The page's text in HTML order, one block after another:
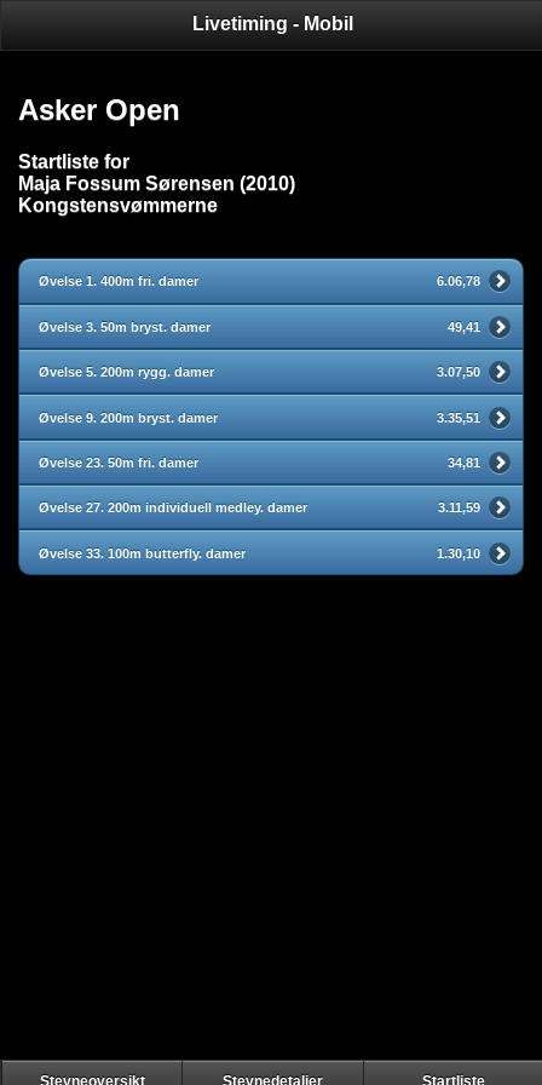
Livetiming - Mobil
Asker Open
Startliste for
Maja Fossum Sørensen (2010)
Kongstensvømmerne
Øvelse 1. 400m fri. damer 6.06,78
Øvelse 3. 50m bryst. damer 49,41
Øvelse 5. 200m rygg. damer 3.07,50
Øvelse 9. 200m bryst. damer 3.35,51
Øvelse 23. 50m fri. damer 34,81
Øvelse 27. 200m individuell medley. damer 3.11,59
Øvelse 33. 100m butterfly. damer 1.30,10